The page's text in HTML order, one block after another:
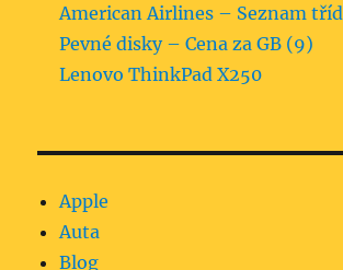
American Airlines – Seznam tříd
Pevné disky – Cena za GB (9)
Lenovo ThinkPad X250
Apple
Auta
Blog